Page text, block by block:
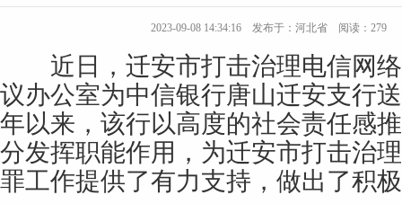
2023-09-08 14:34:16 发布于：河北省 阅读：279
近日，迁安市打击治理电信网络
议办公室为中信银行唐山迁安支行
年以来，该行以高度的社会责任感
分发挥职能作用，为迁安市打击治
罪工作提供了有力支持，做出了积